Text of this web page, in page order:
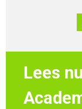
Lees